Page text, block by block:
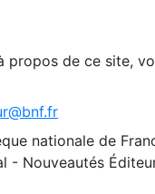
propos de ce site,
nationale de
- Nouveautés